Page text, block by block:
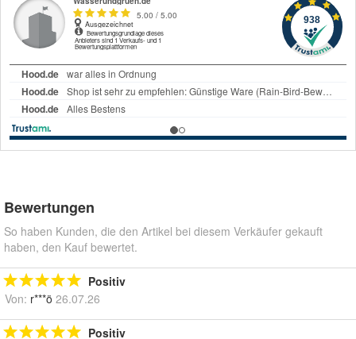
Bewertungen
So haben Kunden, die den Artikel bei diesem Verkäufer gekauft
haben, den Kauf bewertet.
Positiv
Von: r***ö 26.07.26
Positiv